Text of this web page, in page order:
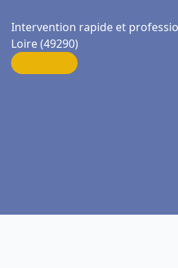
Intervention rapide et
Loire (49290)